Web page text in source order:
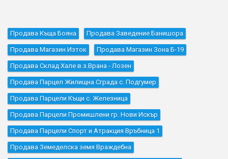
Продава Къщa Бояна Продава Заведение Банишора
Продава Магазин Изток Продава Магазин Зона Б-19
Продава Склад Хале в.з.Врана - Лозен
Продава Парцел Жилищна Сграда с. Подгумер
Продава Парцели Къщи с. Железница
Продава Парцели Промишлени гр. Нови Искър
Продава Парцели Спорт и Атракция Връбница 1
Продава Земеделска земя Враждебна